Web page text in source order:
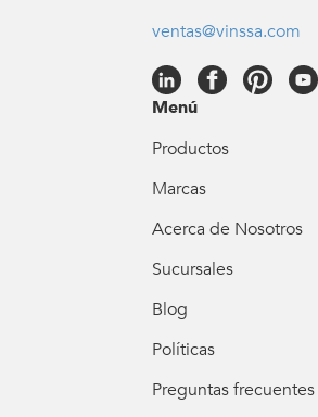
ventas@vinssa.com
Menú
Productos
Marcas
Acerca de Nosotros
Sucursales
Blog
Políticas
Preguntas frecuentes